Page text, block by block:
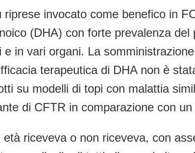
invocato come benefico in
(DHA) con forte prevalenza del
in vari organi. La
terapeutica di DHA non è
su modelli di topi con malattia
di CFTR in comparazione con
riceveva o non riceveva, con